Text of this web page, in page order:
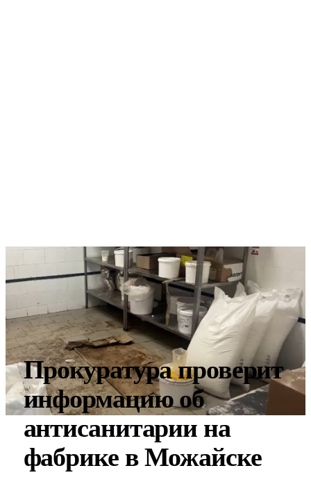
Прокуратура проверит
информацию об
антисанитарии на
фабрике в Можайске